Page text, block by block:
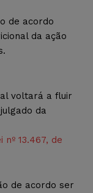
de acordo
da ação
voltará a fluir
da
13.467, de
de acordo ser